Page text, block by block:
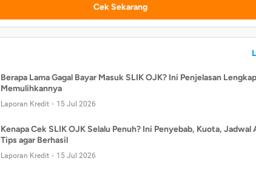
Cek Sekarang
Berapa Lama Gagal Bayar Masuk SLIK OJK? Ini Penjelasan
Memulihkannya
Laporan Kredit 15 Jul 2026
Kenapa Cek SLIK OJK Selalu Penuh? Ini Penyebab, Kuota, Jadwal
Tips agar Berhasil
Laporan Kredit 15 Jul 2026